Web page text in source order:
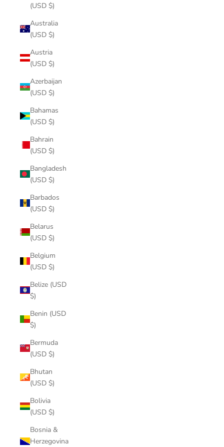
(USD $)
Australia
(USD $)
Austria
(USD $)
Azerbaijan
(USD $)
Bahamas
(USD $)
Bahrain
(USD $)
Bangladesh
(USD $)
Barbados
(USD $)
Belarus
(USD $)
Belgium
(USD $)
Belize (USD
$)
Benin (USD
$)
Bermuda
(USD $)
Bhutan
(USD $)
Bolivia
(USD $)
Bosnia &
Herzegovina